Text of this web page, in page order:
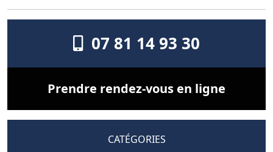
07 81 14 93 30
Prendre rendez-vous en ligne
CATÉGORIES